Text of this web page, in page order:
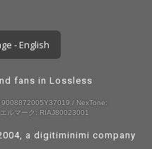
- English
fans in Lossless
/ NexTone:
ルマーク: RIAJ80023001
a digitiminimi company